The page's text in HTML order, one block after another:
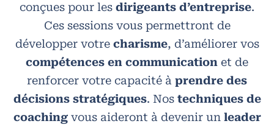
conçues pour les dirigeants d’entreprise.
Ces sessions vous permettront de
développer votre charisme, d’améliorer vos
compétences en communication et de
renforcer votre capacité à prendre des
décisions stratégiques. Nos techniques de
coachingvous aideront à devenir un leader